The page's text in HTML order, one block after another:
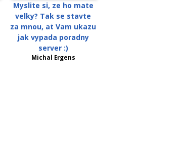
Myslite si, ze ho mate
velky? Tak se stavte
za mnou, at Vam ukazu
jak vypada poradny
server :)
Michal Ergens